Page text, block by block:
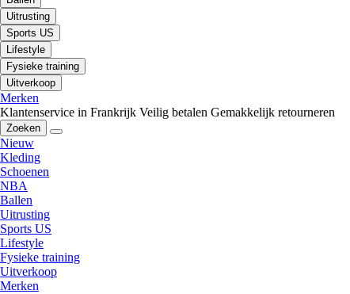
Uitrusting
Sports US
Lifestyle
Fysieke training
Uitverkoop
Merken
Klantenservice in Frankrijk Veilig betalen Gemakkelijk retourneren
Zoeken
Nieuw
Kleding
Schoenen
NBA
Ballen
Uitrusting
Sports US
Lifestyle
Fysieke training
Uitverkoop
Merken